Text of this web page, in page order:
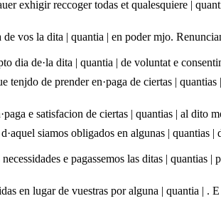
exhigir reccoger todas et qualesquiere |
vos la dita | quantia | en poder mjo.
dia de·la dita | quantia | de voluntat e
tenjdo de prender en·paga de ciertas |
e satisfacion de ciertas | quantias | al dito
siamos obligados en algunas | quantias
e pagassemos las ditas | quantias
en lugar de vuestras por alguna | quantia |